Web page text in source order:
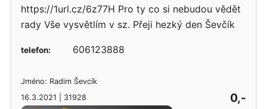
https://1url.cz/6z77H Pro ty co si nebudou vědět
rady Vše vysvětlím v sz. Přeji hezký den Ševčík
Jméno: Radim Ševcík
16.3.2021 | 31928
0,-
telefon: 606123888